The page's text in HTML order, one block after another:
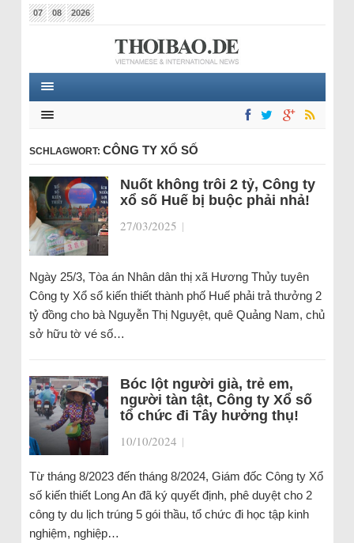
07 08 2026
SCHLAGWORT: CÔNG TY XỔ SỐ
Nuốt không trôi 2 tỷ, Công ty
xổ số Huế bị buộc phải nhả!
27/03/2025 |
Ngày 25/3, Tòa án Nhân dân thị xã Hương Thủy tuyên
Công ty Xổ sổ kiến thiết thành phố Huế phải trả thưởng 2
tỷ đồng cho bà Nguyễn Thị Nguyệt, quê Quảng Nam, chủ
sở hữu tờ vé số…
Bóc lột người già, trẻ em,
người tàn tật, Công ty Xổ số
tổ chức đi Tây hưởng thụ!
10/10/2024 |
Từ tháng 8/2023 đến tháng 8/2024, Giám đốc Công ty Xổ
số kiến thiết Long An đã ký quyết định, phê duyệt cho 2
công ty du lịch trúng 5 gói thầu, tổ chức đi học tập kinh
nghiệm, nghiệp…